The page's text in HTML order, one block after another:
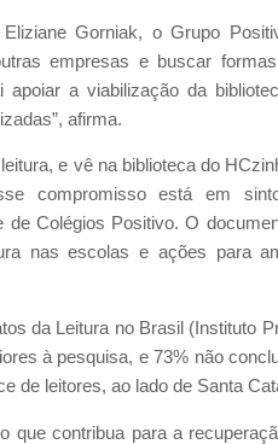
Gorniak, o Grupo
empresas e buscar
a viabilização da
afirma.
e vê na biblioteca do
compromisso está em
de Colégios Positivo. O
nas escolas e ações para
da Leitura no Brasil (Instituto
à pesquisa, e 73% não
de leitores, ao lado de Santa
que contribua para a